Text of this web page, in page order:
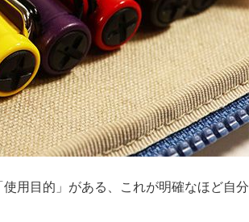
用目的」がある、これが明確なほど自分